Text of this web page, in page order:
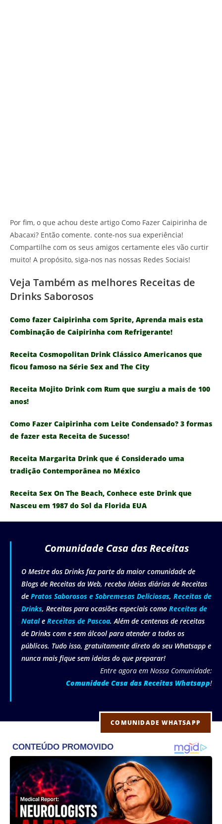
Por fim, o que achou deste artigo Como Fazer Caipirinha de
Abacaxi? Então comente. conte-nos sua experiência!
Compartilhe com os seus amigos certamente eles vão curtir
muito! A propósito, siga-nos nas nossas Redes Sociais!
Veja Também as melhores Receitas de
Drinks Saborosos
Como fazer Caipirinha com Sprite, Aprenda mais esta
Combinação de Caipirinha com Refrigerante!
Receita Cosmopolitan Drink Clássico Americanos que
ficou famoso na Série Sex and The City
Receita Mojito Drink com Rum que surgiu a mais de 100
anos!
Como Fazer Caipirinha com Leite Condensado? 3 formas
de fazer esta Receita de Sucesso!
Receita Margarita Drink que é Considerado uma
tradição Contemporânea no México
Receita Sex On The Beach, Conhece este Drink que
Nasceu em 1987 do Sol da Florida EUA
Comunidade Casa das Receitas
O Mestre dos Drinks faz parte da maior comunidade de
Blogs de Receitas da Web, receba Ideias diárias de Receitas
de Pratos Saborosos e Sobremesas Deliciosas, Receitas de
Drinks, Receitas para ocasiões especiais como Receitas de
Natale Receitas de Pascoa. Além de centenas de receitas
de Drinks com e sem álcool para atender a todos os
públicos. Tudo isso, gratuitamente direto do seu Whatsapp e
nunca mais fique sem ideias do que preparar!
Entre agora em Nossa Comunidade:
Comunidade Casa das Receitas Whatsapp!
COMUNIDADE WHATSAPP